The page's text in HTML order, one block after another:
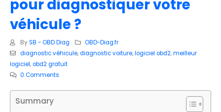
pour diagnostiquer votre
véhicule ?
By SB - OBD Diag
OBD-Diag.fr
diagnostic véhicule,diagnostic voiture,logiciel obd2,meilleur
logiciel,obd2 gratuit
0 Comments
Summary